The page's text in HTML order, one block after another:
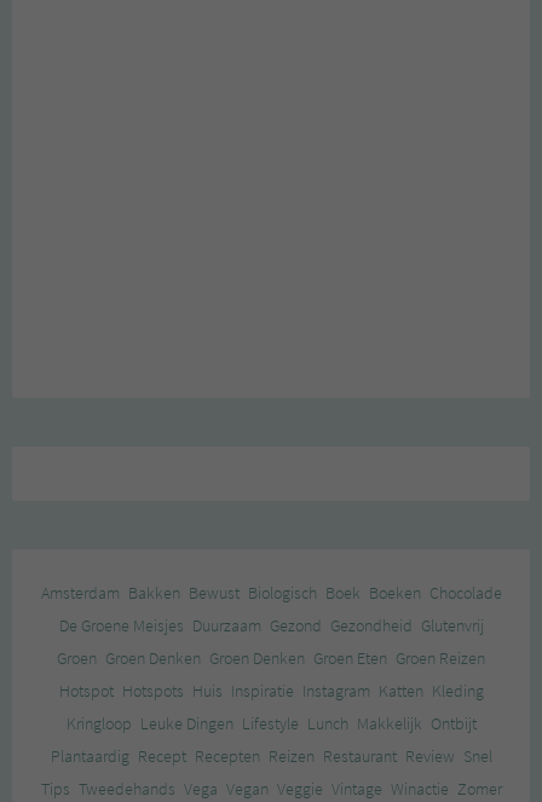
Amsterdam Bakken Bewust Biologisch Boek Boeken Chocolade
De Groene Meisjes Duurzaam Gezond Gezondheid Glutenvrij
Groen Groen Denken Groen Denken Groen Eten Groen Reizen
Hotspot Hotspots Huis Inspiratie Instagram Katten Kleding
Kringloop Leuke Dingen Lifestyle Lunch Makkelijk Ontbijt
Plantaardig Recept Recepten Reizen Restaurant Review Snel
Tips Tweedehands Vega Vegan Veggie Vintage Winactie Zomer